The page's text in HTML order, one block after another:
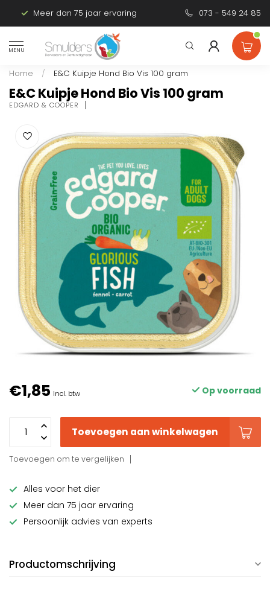
Meer dan 75 jaar ervaring Persoonlijk
073 - 549 24 85
MENU
Home / E&C Kuipje Hond Bio Vis 100 gram
E&C Kuipje Hond Bio Vis 100 gram
EDGARD & COOPER
€1,85 Incl. btw Op voorraad
Toevoegen aan winkelwagen
Toevoegen om te vergelijken
Alles voor het dier
Meer dan 75 jaar ervaring
Persoonlijk advies van experts
Productomschrijving